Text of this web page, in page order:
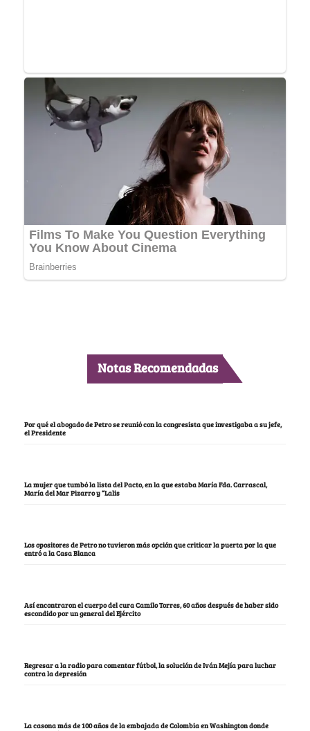
Notas Recomendadas
Por qué el abogado de Petro se reunió con la congresista que investigaba a su jefe,
el Presidente
La mujer que tumbó la lista del Pacto, en la que estaba María Fda. Carrascal,
María del Mar Pizarro y “Lalis
Los opositores de Petro no tuvieron más opción que criticar la puerta por la que
entró a la Casa Blanca
Así encontraron el cuerpo del cura Camilo Torres, 60 años después de haber sido
escondido por un general del Ejército
Regresar a la radio para comentar fútbol, la solución de Iván Mejía para luchar
contra la depresión
La casona más de 100 años de la embajada de Colombia en Washington donde